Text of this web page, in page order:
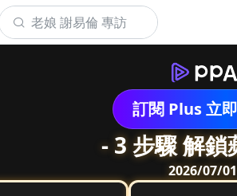
訂閱 Plus 立
- 3 步驟 解鎖
2026/07/